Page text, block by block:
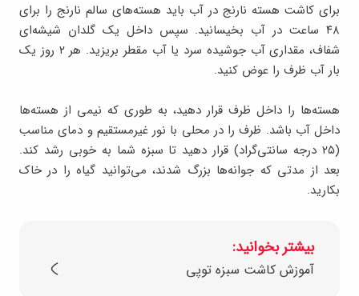
برای کاشت هسته نارنج در آب باید هسته‌های سالم نارنج را برای
۴۸ ساعت در آب بخیسانید. سپس داخل یک گلدان شیشه‌ای
شفاف، مقداری آب جوشیده سرد یا آب مقطر بریزید. هر ۲ روز یک
بار آب ظرف را عوض کنید.
هسته‌ها را داخل ظرف قرار دهید، به ‌طوری‌ که نیمی از هسته‌ها
داخل آب باشد. ظرف را در محلی با نور غیرمستقیم و دمای مناسب
(۲۵ درجه سانتی‌گراد) قرار دهید تا سبزه شما به خوبی رشد کند.
بعد از مدتی که جوانه‌ها بزرگ شدند، می‌توانید گیاه را در خاک
بکارید.
بیشتر بخوانید:
آموزش کاشت سبزه توپی